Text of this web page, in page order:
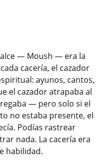
— Moush — era la
cacería, el cazador
ayunos, cantos,
el cazador atrapaba al
— pero solo si el
no estaba presente, el
Podías rastrear
nada. La cacería era
habilidad.